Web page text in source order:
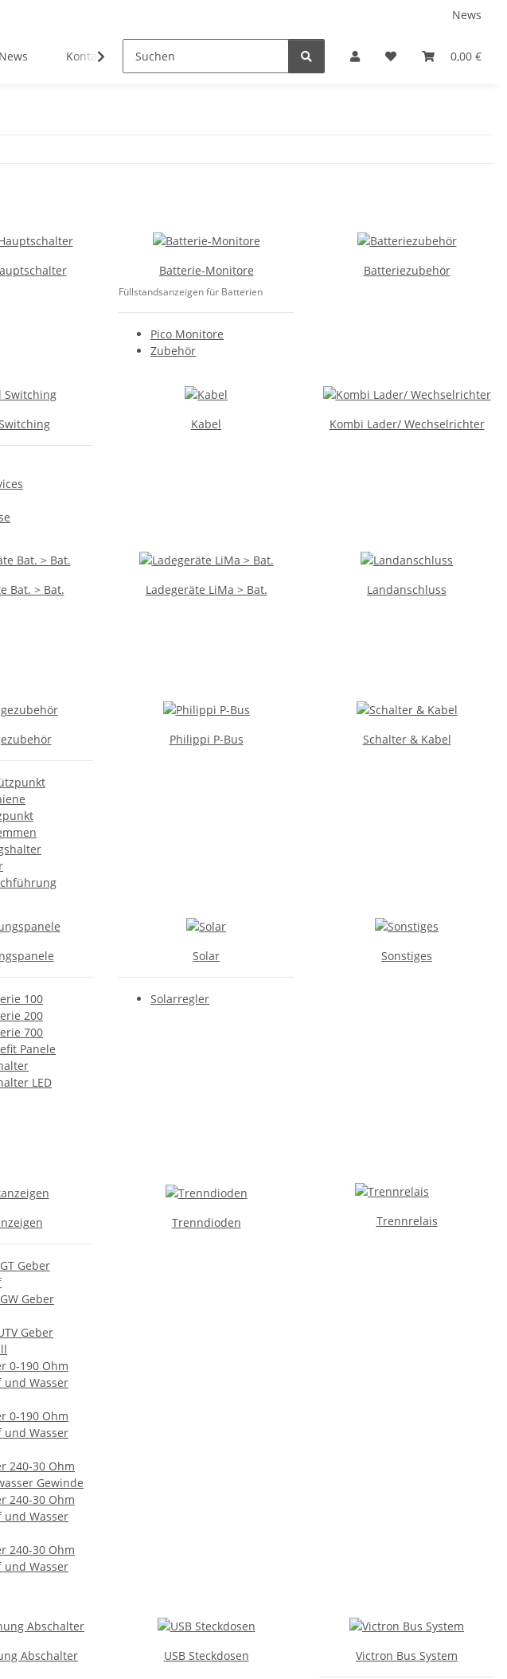
News
0,00 €
News Kontakt Karriere
Batterie-Monitore
Füllstandsanzeigen für Batterien
Pico Monitore
Zubehör
Batteriezubehör
Kabel Kombi Lader/ Wechselrichter
Bat. > Bat. Ladegeräte LiMa > Bat. Landanschluss
Philippi P-Bus Schalter & Kabel
100
200
700
Panele
LED
Solar
Solarregler
Sonstiges
Geber
Geber
Geber
0-190 Ohm
und Wasser
0-190 Ohm
und Wasser
240-30 Ohm
Gewinde
240-30 Ohm
und Wasser
240-30 Ohm
und Wasser
Trenndioden Trennrelais
Abschalter USB Steckdosen Victron Bus System